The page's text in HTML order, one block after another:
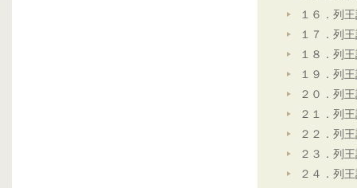
１６．列
１７．列
１８．列
１９．列
２０．列
２１．列
２２．列
２３．列
２４．列